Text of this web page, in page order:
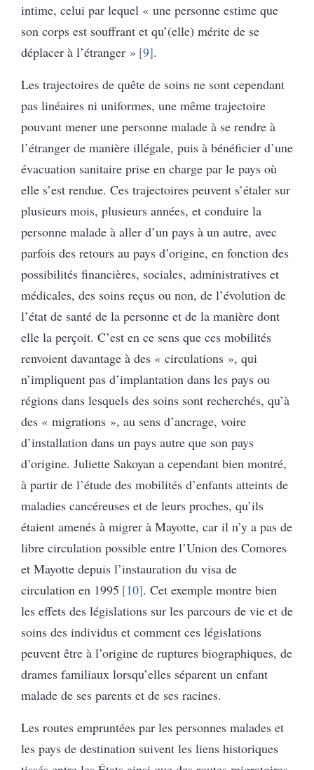
intime, celui par lequel « une personne estime que
son corps est souffrant et qu’(elle) mérite de se
déplacer à l’étranger » 9 .
Les trajectoires de quête de soins ne sont cependant
pas linéaires ni uniformes, une même trajectoire
pouvant mener une personne malade à se rendre à
l’étranger de manière illégale, puis à bénéficier d’une
évacuation sanitaire prise en charge par le pays où
elle s’est rendue. Ces trajectoires peuvent s’étaler sur
plusieurs mois, plusieurs années, et conduire la
personne malade à aller d’un pays à un autre, avec
parfois des retours au pays d’origine, en fonction des
possibilités financières, sociales, administratives et
médicales, des soins reçus ou non, de l’évolution de
l’état de santé de la personne et de la manière dont
elle la perçoit. C’est en ce sens que ces mobilités
renvoient davantage à des « circulations », qui
n’impliquent pas d’implantation dans les pays ou
régions dans lesquels des soins sont recherchés, qu’à
des « migrations », au sens d’ancrage, voire
d’installation dans un pays autre que son pays
d’origine. Juliette Sakoyan a cependant bien montré,
à partir de l’étude des mobilités d’enfants atteints de
maladies cancéreuses et de leurs proches, qu’ils
étaient amenés à migrer à Mayotte, car il n’y a pas de
libre circulation possible entre l’Union des Comores
et Mayotte depuis l’instauration du visa de
circulation en 1995 10 . Cet exemple montre bien
les effets des législations sur les parcours de vie et de
soins des individus et comment ces législations
peuvent être à l’origine de ruptures biographiques, de
drames familiaux lorsqu’elles séparent un enfant
malade de ses parents et de ses racines.
Les routes empruntées par les personnes malades et
les pays de destination suivent les liens historiques